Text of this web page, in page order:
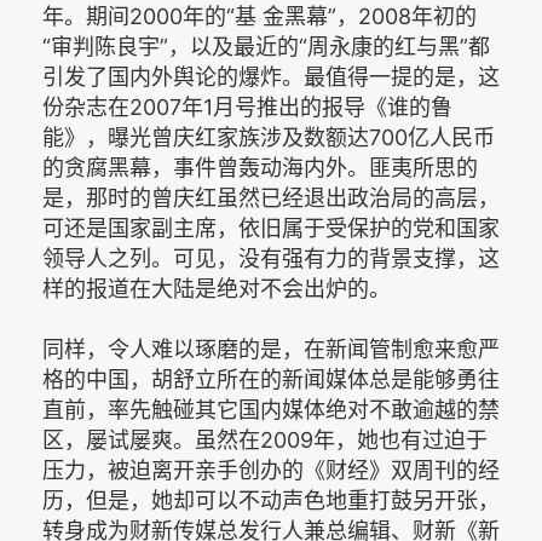
年。期间2000年的“基 金黑幕”，2008年初的
“审判陈良宇”，以及最近的“周永康的红与黑”都
引发了国内外舆论的爆炸。最值得一提的是，这
份杂志在2007年1月号推出的报导《谁的鲁
能》，曝光曾庆红家族涉及数额达700亿人民币
的贪腐黑幕，事件曾轰动海内外。匪夷所思的
是，那时的曾庆红虽然已经退出政治局的高层，
可还是国家副主席，依旧属于受保护的党和国家
领导人之列。可见，没有强有力的背景支撑，这
样的报道在大陆是绝对不会出炉的。
同样，令人难以琢磨的是，在新闻管制愈来愈严
格的中国，胡舒立所在的新闻媒体总是能够勇往
直前，率先触碰其它国内媒体绝对不敢逾越的禁
区，屡试屡爽。虽然在2009年，她也有过迫于
压力，被迫离开亲手创办的《财经》双周刊的经
历，但是，她却可以不动声色地重打鼓另开张，
转身成为财新传媒总发行人兼总编辑、财新《新